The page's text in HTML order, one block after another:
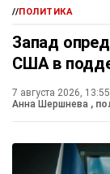
//ПОЛИТИКА
Запад
США в
7 августа 2026, 13:55
Анна Шершнева ,